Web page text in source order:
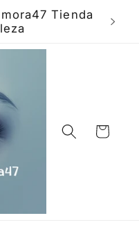
Tienda
Cart